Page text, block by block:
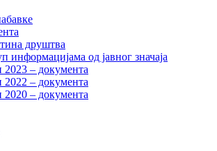
друштва
информацијама од јавног значаја
2023 – документа
2022 – документа
2020 – документа